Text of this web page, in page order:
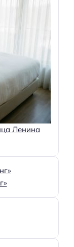
Ленина